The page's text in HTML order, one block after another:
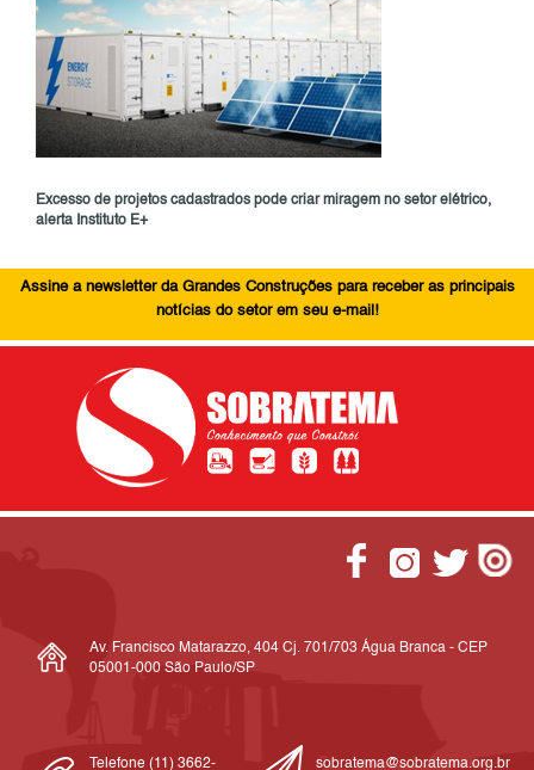
Excesso de projetos cadastrados pode criar miragem no setor elétrico,
alerta Instituto E+
Assine a newsletter da Grandes Construções para receber as principais
notícias do setor em seu e-mail!
Av. Francisco Matarazzo, 404 Cj. 701/703 Água Branca - CEP
05001-000 São Paulo/SP
Telefone (11) 3662- sobratema@sobratema.org.br